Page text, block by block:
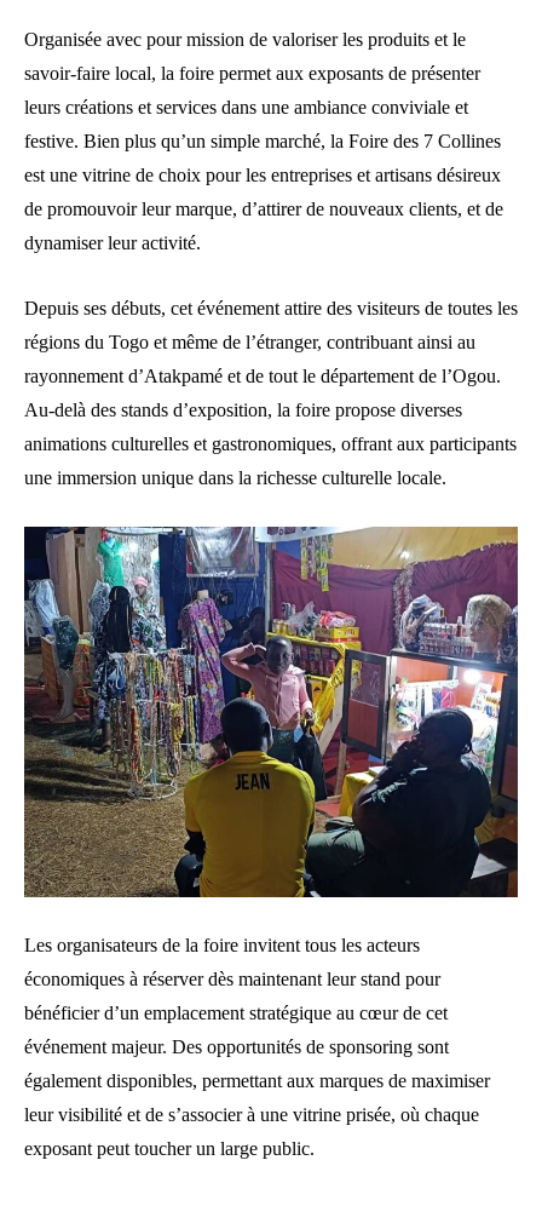
Organisée avec pour mission de valoriser les produits et le
savoir-faire local, la foire permet aux exposants de présenter
leurs créations et services dans une ambiance conviviale et
festive. Bien plus qu’un simple marché, la Foire des 7 Collines
est une vitrine de choix pour les entreprises et artisans désireux
de promouvoir leur marque, d’attirer de nouveaux clients, et de
dynamiser leur activité.
Depuis ses débuts, cet événement attire des visiteurs de toutes les
régions du Togo et même de l’étranger, contribuant ainsi au
rayonnement d’Atakpamé et de tout le département de l’Ogou.
Au-delà des stands d’exposition, la foire propose diverses
animations culturelles et gastronomiques, offrant aux participants
une immersion unique dans la richesse culturelle locale.
Les organisateurs de la foire invitent tous les acteurs
économiques à réserver dès maintenant leur stand pour
bénéficier d’un emplacement stratégique au cœur de cet
événement majeur. Des opportunités de sponsoring sont
également disponibles, permettant aux marques de maximiser
leur visibilité et de s’associer à une vitrine prisée, où chaque
exposant peut toucher un large public.